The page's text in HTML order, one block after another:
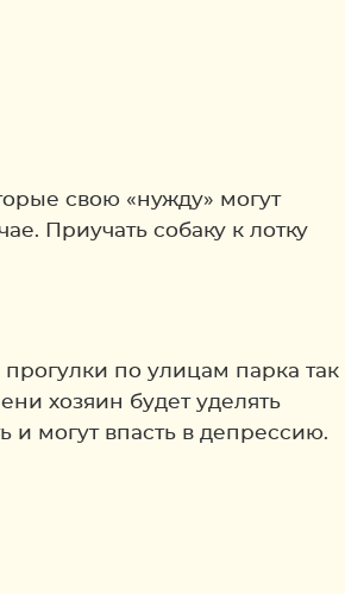
свою «нужду» могут
Приучать собаку к лотку
по улицам парка так
хозяин будет уделять
и могут впасть в депрессию.